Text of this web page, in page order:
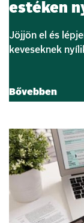
estéken
Jöjjön el és
keveseknek
Bővebben